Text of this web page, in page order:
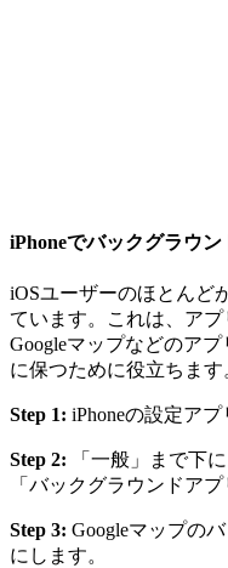
iPhoneでバックグラウ
iOSユーザーのほとんど
ています。これは、アプ
Googleマップなどのア
に保つために役立ちます
Step 1: iPhoneの設定アプ
Step 2: 「一般」まで下
「バックグラウンドア
Step 3: Googleマップの
にします。